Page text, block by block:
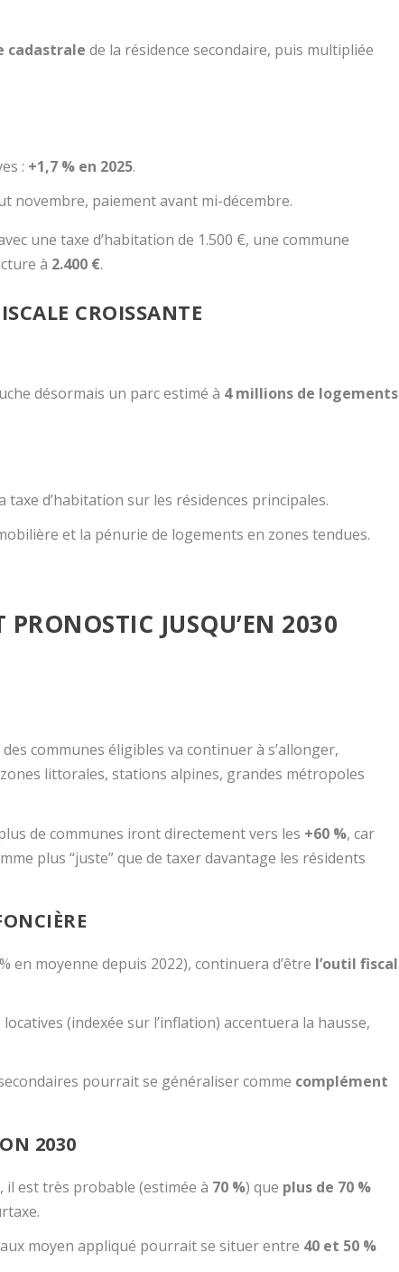
cadastrale de la résidence secondaire, puis multipliée
: +1,7 % en 2025.
novembre, paiement avant mi-décembre.
une taxe d’habitation de 1.500 €, une commune
à 2.400 €.
CROISSANTE
désormais un parc estimé à 4 millions de logements
taxe d’habitation sur les résidences principales.
et la pénurie de logements en zones tendues.
PRONOSTIC JUSQU’EN 2030
des communes éligibles va continuer à s’allonger,
littorales, stations alpines, grandes métropoles
de communes iront directement vers les +60 %, car
plus “juste” que de taxer davantage les résidents
en moyenne depuis 2022), continuera d’être l’outil fiscal
(indexée sur l’inflation) accentuera la hausse,
pourrait se généraliser comme complément
2030
il est très probable (estimée à 70 %) que plus de 70 %
taux moyen appliqué pourrait se situer entre 40 et 50 %